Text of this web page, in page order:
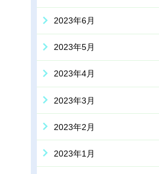
2023年6月
2023年5月
2023年4月
2023年3月
2023年2月
2023年1月